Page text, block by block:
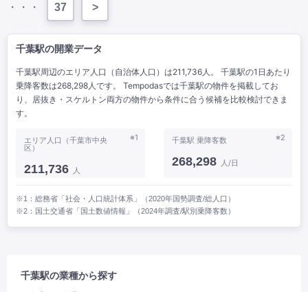
・・・ 37 >
千葉駅の開業データ
千葉駅周辺のエリア人口（自治体人口）は211,736人。 千葉駅の1日あたり
乗降客数は268,298人です。 Tempodasでは千葉駅の物件を掲載してお
り、居抜き・スケルトン両方の物件から条件に合う候補を比較検討できま
す。
※1
エリア人口（千葉市中央
区）
211,736 人
※2
千葉駅 乗降客数
268,298 人/日
※1：総務省「社会・人口統計体系」（2020年国勢調査/総人口）
※2：国土交通省「国土数値情報」（2024年調査/駅別乗降客数）
千葉駅の業種から探す